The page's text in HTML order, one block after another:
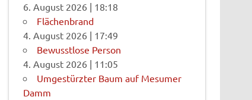
6. August 2026 | 18:18
Flächenbrand
4. August 2026 | 17:49
Bewusstlose Person
4. August 2026 | 11:05
Umgestürzter Baum auf Mesumer
Damm